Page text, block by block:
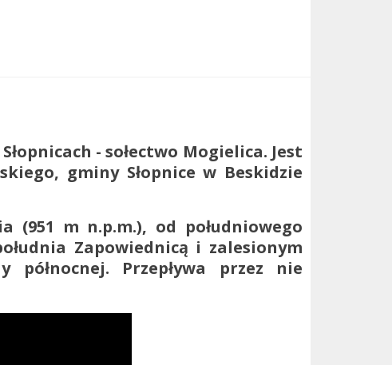
- sołectwo Mogielica. Jest
gminy Słopnice w Beskidzie
(951 m n.p.m.), od południowego
Zapowiednicą i zalesionym
Przepływa przez nie